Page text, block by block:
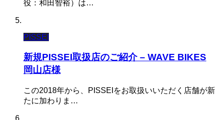
役：和田智裕）は…
PISSEI
新規PISSEI取扱店のご紹介 – WAVE BIKES
岡山店様
この2018年から、PISSEIをお取扱いいただく店舗が新
たに加わりま…